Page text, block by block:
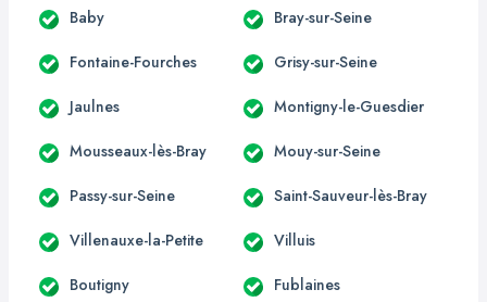
Baby Bray-sur-Seine
Fontaine-Fourches Grisy-sur-Seine
Jaulnes Montigny-le-Guesdier
Mousseaux-lès-Bray Mouy-sur-Seine
Passy-sur-Seine Saint-Sauveur-lès-Bray
Villenauxe-la-Petite Villuis
Boutigny Fublaines